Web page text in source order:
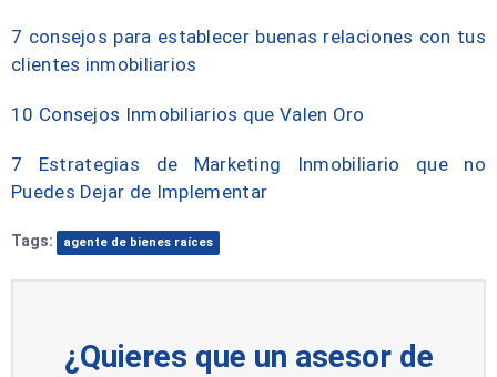
7 consejos para establecer buenas relaciones con tus
clientes inmobiliarios
10 Consejos Inmobiliarios que Valen Oro
7 Estrategias de Marketing Inmobiliario que no
Puedes Dejar de Implementar
Tags: agente de bienes raíces
¿Quieres que un asesor de